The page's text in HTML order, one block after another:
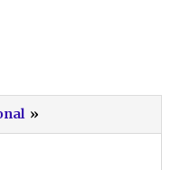
»
Dekade